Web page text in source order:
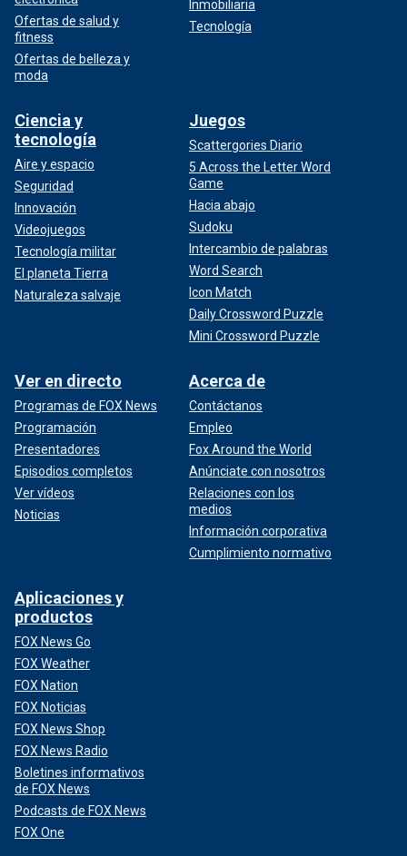
Ofertas de salud y
fitness
Ofertas de belleza y
moda
Inmobiliaria
Tecnología
Ciencia y
tecnología
Aire y espacio
Seguridad
Innovación
Videojuegos
Tecnología militar
El planeta Tierra
Naturaleza salvaje
Juegos
Scattergories Diario
5 Across the Letter Word
Game
Hacia abajo
Sudoku
Intercambio de palabras
Word Search
Icon Match
Daily Crossword Puzzle
Mini Crossword Puzzle
Ver en directo
Programas de FOX News
Programación
Presentadores
Episodios completos
Ver vídeos
Noticias
Acerca de
Contáctanos
Empleo
Fox Around the World
Anúnciate con nosotros
Relaciones con los
medios
Información corporativa
Cumplimiento normativo
Aplicaciones y
productos
FOX News Go
FOX Weather
FOX Nation
FOX Noticias
FOX News Shop
FOX News Radio
Boletines informativos
de FOX News
Podcasts de FOX News
FOX One